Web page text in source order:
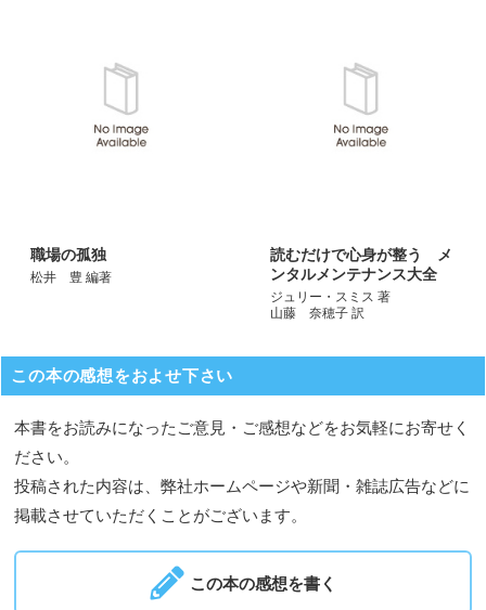
職場の孤独
松井 豊 編著
読むだけで心身が整う メ
ンタルメンテナンス大全
ジュリー・スミス 著
山藤 奈穂子 訳
この本の感想をおよせ下さい
本書をお読みになったご意見・ご感想などをお気軽にお寄せく
ださい。
投稿された内容は、弊社ホームページや新聞・雑誌広告などに
掲載させていただくことがございます。
この本の感想を書く